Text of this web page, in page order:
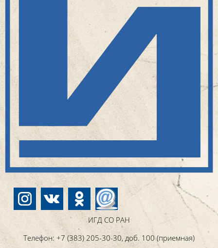
ИГД СО РАН
Телефон: +7 (383) 205-30-30, доб. 100 (приемная)